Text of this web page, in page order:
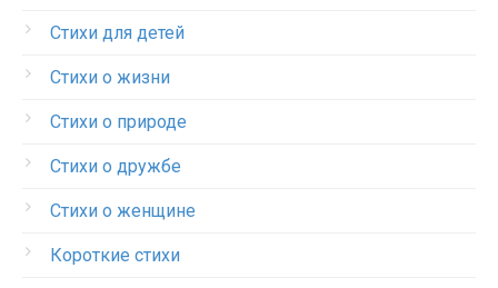
Стихи для детей
Стихи о жизни
Стихи о природе
Стихи о дружбе
Стихи о женщине
Короткие стихи